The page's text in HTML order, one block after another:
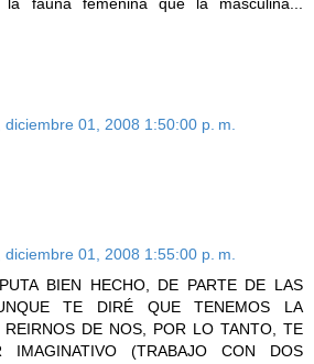
diciembre 01, 2008 1:50:00 p. m.
diciembre 01, 2008 1:55:00 p. m.
BIEN HECHO, DE PARTE DE LAS
TE DIRÉ QUE TENEMOS LA
REIRNOS DE NOS, POR LO TANTO, TE
IMAGINATIVO (TRABAJO CON DOS